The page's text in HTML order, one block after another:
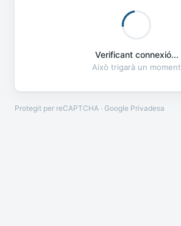
Verificant connexió...
Això trigarà un moment
Protegit per reCAPTCHA · Google Privadesa